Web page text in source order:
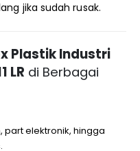
jika sudah rusak.
Plastik Industri
LR di Berbagai
part elektronik, hingga